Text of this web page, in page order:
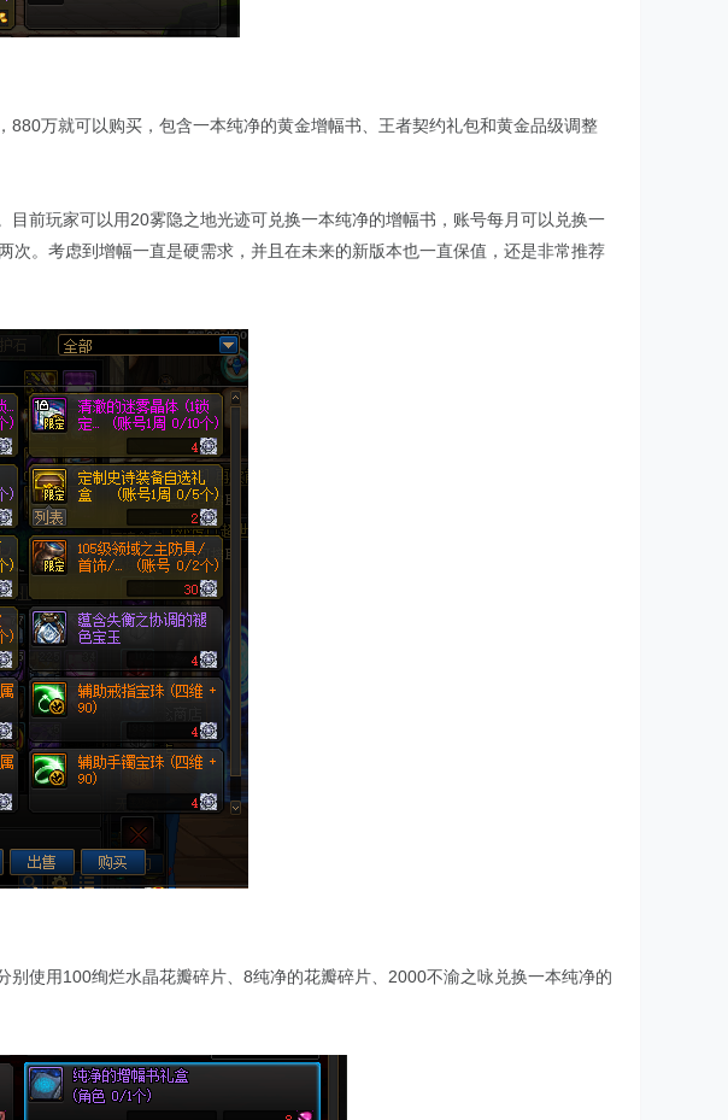
万就可以购买，包含一本纯净的黄金增幅书、王者契约礼包和黄金品级调整
前玩家可以用20雾隐之地光迹可兑换一本纯净的增幅书，账号每月可以兑换一
。考虑到增幅一直是硬需求，并且在未来的新版本也一直保值，还是非常推荐
使用100绚烂水晶花瓣碎片、8纯净的花瓣碎片、2000不渝之咏兑换一本纯净的